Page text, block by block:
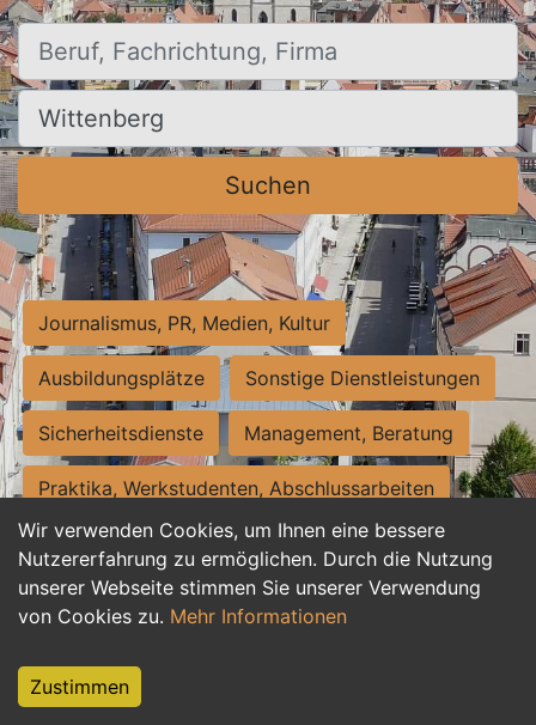
Wir verwenden Cookies, um Ihnen eine bessere
Nutzererfahrung zu ermöglichen. Durch die Nutzung
unserer Webseite stimmen Sie unserer Verwendung
von Cookies zu. Mehr Informationen
Zustimmen
Beruf, Fachrichtung, Firma
Ort, Stadt
Suchen
Journalismus, PR, Medien, Kultur
Ausbildungsplätze Sonstige Dienstleistungen
Sicherheitsdienste Management, Beratung
Praktika, Werkstudenten, Abschlussarbeiten
Personalwesen Assistenz, Sekretariat
Hilfskräfte, Aushilfs- und Nebenjobs
Weiterbildung, Studium, duale Ausbildung